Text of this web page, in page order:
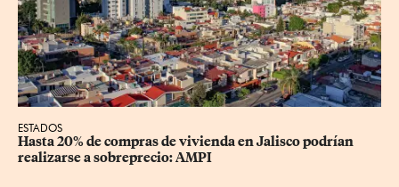
ESTADOS
Hasta 20% de compras de vivienda en Jalisco podrían
realizarse a sobreprecio: AMPI